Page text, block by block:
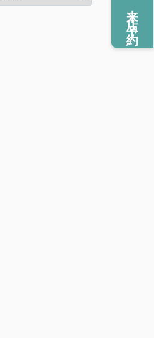
来店予約